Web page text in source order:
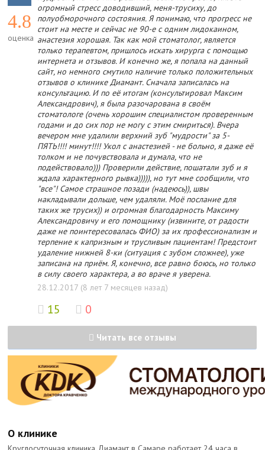
О клинике
4.8
оценка
огромный стресс доводивший, меня-трусиху, до
полуобморочного состояния. Я понимаю, что прогресс не
стоит на месте и сейчас не 90-е с одним лидокаином,
анастезия хорошая. Так как мой стоматолог, является
только терапевтом, пришлось искать хирурга с помощью
интернета и отзывов. И конечно же, я попала на данный
сайт, но немного смутило наличие только положительных
отзывов о клинике Диамант. Сначала записалась на
консультацию. И по её итогам (консультировал Максим
Александрович), я была разочарована в своём
стоматологе (очень хорошим специалистом проверенным
годами и до сих пор не могу с этим смириться). Вчера
вечером мне удалили верхний зуб "мудрости" за 5-
ПЯТЬ!!!! минут!!!! Укол с анастезией - не больно, я даже её
толком и не почувствовала и думала, что не
подействовало))) Проверили действие, пошатали зуб и я
ждала характерного рывка))))), но тут мне сообщили, что
"все"! Самое страшное позади (надеюсь)), швы
накладывали дольше, чем удаляли. Моё послание для
таких же трусих)) и огромная благодарность Максиму
Александровичу и его помощнику (извините, от радости
даже не поинтересовалась ФИО) за их профессионализм и
терпение к капризным и трусливым пациентам! Предстоит
удаление нижней 8-ки (ситуация с зубом сложнее), уже
записана на приём. Я, конечно, все равно боюсь, но только
в силу своего характера, а во враче я уверена.
28.12.2017 (8 лет 7 месяцев назад)
15 0
Читать все отзывы